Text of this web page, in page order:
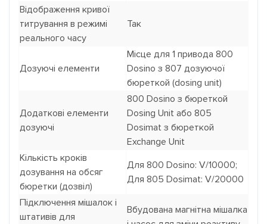
Відображення кривої
титрування в режимі
реального часу
Так
Дозуючі елементи
Місце для 1 привода 800
Dosino з 807 дозуючої
бюреткой (dosing unit)
Додаткові елементи
дозуючі
800 Dosino з бюреткой
Dosing Unit або 805
Dosimat з бюреткой
Exchange Unit
Кількість кроків
дозування на обсяг
бюретки (дозвіл)
Для 800 Dosino: V/10000;
Для 805 Dosimat: V/20000
Підключення мішалок і
штативів для
Вбудована магнітна мішалка